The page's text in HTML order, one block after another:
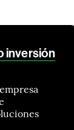
inversión